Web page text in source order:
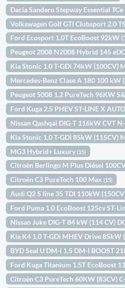
Dacia Sandero Stepway Essential
Volkswagen Golf GTI Clubsport 2.0
Ford Ecosport 1.0T EcoBoost 92kW
Peugeot 2008 N2008 Hybrid 145
Kia Stonic 1.0 T-GDi 74kW (100CV)
Mercedes-Benz Clase A 180 100 kW
Peugeot 5008 1.2 PureTech 96KW
Ford Kuga 2.5 PHEV ST-LINE X
Nissan Qashqai DIG-T 116kW CVT
Kia Stonic 1.0 T-GDi 85kW (115CV)
MG3 Hybrid+ Luxury(15)
Citroën Berlingo M Plus Diésel
Citroën C3 PureTech 100 Max(15)
Audi Q2 S line 35 TDI 110kW
Ford Puma 1.0 EcoBoost 125cv ST-
Nissan Juke DIG-T 84 kW (114 CV)
Kia K4 1.0 T-GDi MHEV Drive 85kW
BYD Seal U DM-i 1.5 DM-I BOOST
Ford Kuga Titanium 1.5T EcoBoost
Citroën C3 PureTech 60KW (83CV)